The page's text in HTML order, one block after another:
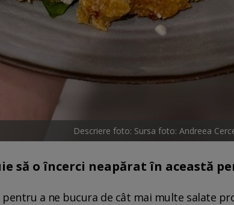
Descriere foto: Sursa foto: Andreea
să o încerci neapărat în această
a ne bucura de cât mai multe salate